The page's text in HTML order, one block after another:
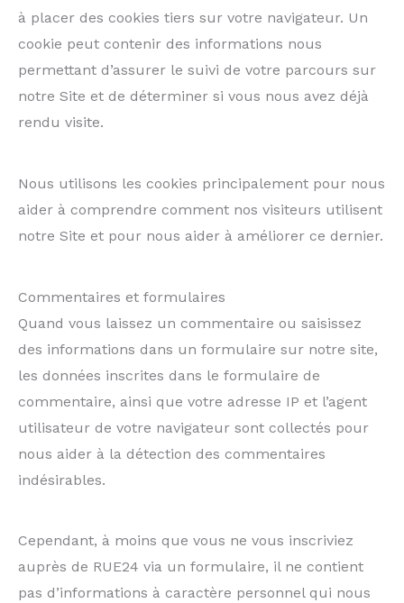
à placer des cookies tiers sur votre navigateur. Un
cookie peut contenir des informations nous
permettant d’assurer le suivi de votre parcours sur
notre Site et de déterminer si vous nous avez déjà
rendu visite.
Nous utilisons les cookies principalement pour nous
aider à comprendre comment nos visiteurs utilisent
notre Site et pour nous aider à améliorer ce dernier.
Commentaires et formulaires
Quand vous laissez un commentaire ou saisissez
des informations dans un formulaire sur notre site,
les données inscrites dans le formulaire de
commentaire, ainsi que votre adresse IP et l’agent
utilisateur de votre navigateur sont collectés pour
nous aider à la détection des commentaires
indésirables.
Cependant, à moins que vous ne vous inscriviez
auprès de RUE24 via un formulaire, il ne contient
pas d’informations à caractère personnel qui nous